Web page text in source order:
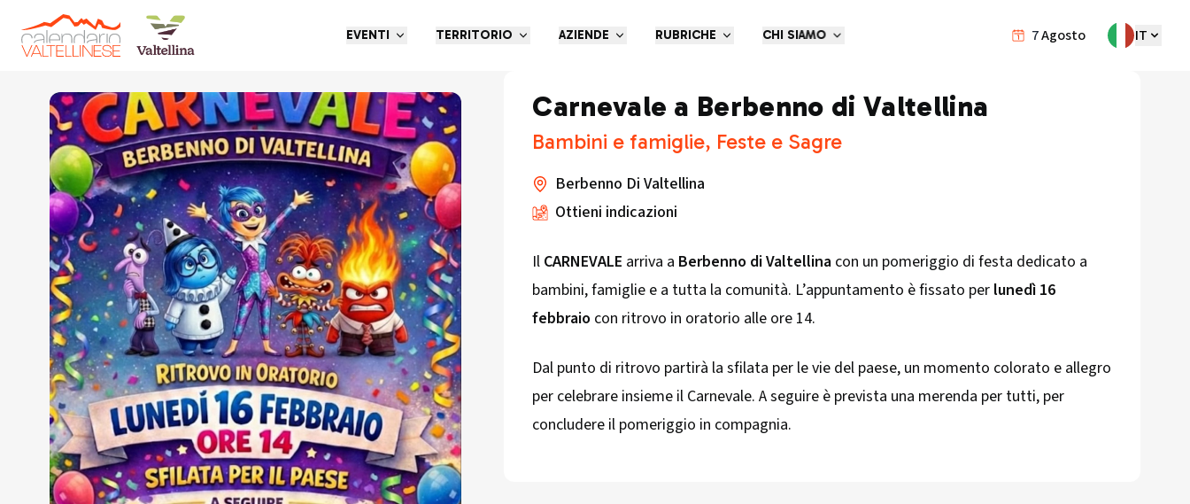
7Agosto IT
EVENTI TERRITORIO AZIENDE RUBRICHE CHI SIAMO
Torna indietro
Carnevale a Berbenno di Valtellina
Bambini e famiglie, Feste e Sagre
Berbenno Di Valtellina
Ottieni indicazioni
Il CARNEVALE arriva a Berbenno di Valtellina con un pomeriggio di festa dedicato a
bambini, famiglie e a tutta la comunità. L’appuntamento è fissato per lunedì 16
febbraio con ritrovo in oratorio alle ore 14.
Dal punto di ritrovo partirà la sfilata per le vie del paese, un momento colorato e allegro
per celebrare insieme il Carnevale. A seguire è prevista una merenda per tutti, per
concludere il pomeriggio in compagnia.